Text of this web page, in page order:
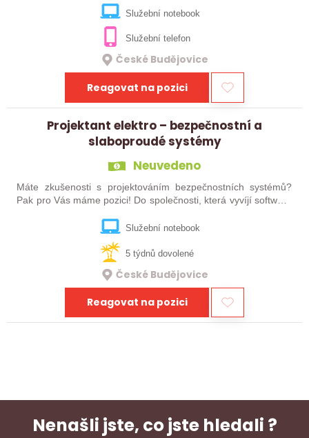
zabývající se vývojem…
Služební notebook
Služební telefon
České Budějovice
Reagovat na pozici
Projektant elektro – bezpečnostní a
slaboproudé systémy
Neuvedeno
Máte zkušenosti s projektováním bezpečnostních systémů?
Pak pro Vás máme pozici! Do společnosti, která vyvíjí software
Služební notebook
5 týdnů dovolené
České Budějovice
Reagovat na pozici
Nenašli jste, co jste hledali ?